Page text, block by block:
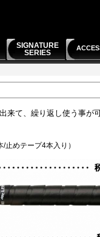
SIGNATURE
SERIES
来て、繰り返し使う事
めテープ4本入り）